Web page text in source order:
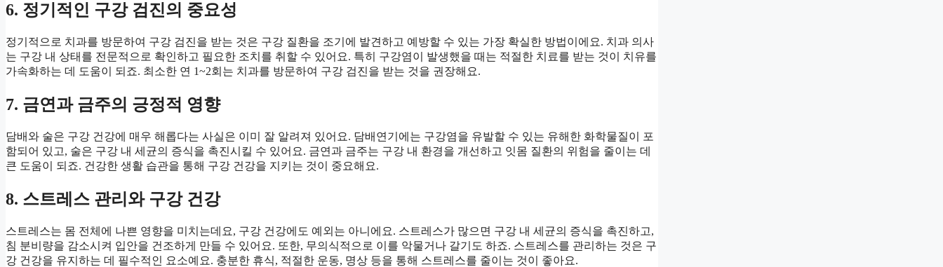
6. 정기적인 구강 검진의 중요성
정기적으로 치과를 방문하여 구강 검진을 받는 것은 구강 질환을 조기에 발견하고 예방할 수 있는 가장 확실한 방법이에요. 치과 의사
는 구강 내 상태를 전문적으로 확인하고 필요한 조치를 취할 수 있어요. 특히 구강염이 발생했을 때는 적절한 치료를 받는 것이 치유를
가속화하는 데 도움이 되죠. 최소한 연 1~2회는 치과를 방문하여 구강 검진을 받는 것을 권장해요.
7. 금연과 금주의 긍정적 영향
담배와 술은 구강 건강에 매우 해롭다는 사실은 이미 잘 알려져 있어요. 담배연기에는 구강염을 유발할 수 있는 유해한 화학물질이 포
함되어 있고, 술은 구강 내 세균의 증식을 촉진시킬 수 있어요. 금연과 금주는 구강 내 환경을 개선하고 잇몸 질환의 위험을 줄이는 데
큰 도움이 되죠. 건강한 생활 습관을 통해 구강 건강을 지키는 것이 중요해요.
8. 스트레스 관리와 구강 건강
스트레스는 몸 전체에 나쁜 영향을 미치는데요, 구강 건강에도 예외는 아니에요. 스트레스가 많으면 구강 내 세균의 증식을 촉진하고,
침 분비량을 감소시켜 입안을 건조하게 만들 수 있어요. 또한, 무의식적으로 이를 악물거나 갈기도 하죠. 스트레스를 관리하는 것은 구
강 건강을 유지하는 데 필수적인 요소예요. 충분한 휴식, 적절한 운동, 명상 등을 통해 스트레스를 줄이는 것이 좋아요.